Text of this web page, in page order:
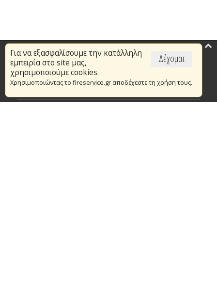
Δέχομαι
Για να εξασφαλίσουμε την κατάλληλη
εμπειρία στο site μας,
χρησιμοποιούμε cookies.
Χρησιμοποιώντας το fireservice.gr αποδέχεστε τη χρήση τους.
Επικαιρότητα
Το Πυροσβεστικό Σώμα